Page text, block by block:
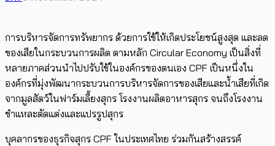
การบริหารจัดการทรัพยากร ด้วยการใช้ให้เกิดประโยชน์สูงสุด และลด
ของเสียในกระบวนการผลิต ตามหลัก Circular Economy เป็นสิ่งที่
หลายภาคส่วนนำไปปรับใช้ในองค์กรของตนเอง CPF เป็นหนึ่งใน
องค์กรที่มุ่งพัฒนากระบวนการบริหารจัดการของเสียและน้ำเสียที่เกิด
จากมูลสัตว์ในฟาร์มเลี้ยงสุกร โรงงานผลิตอาหารสุกร จนถึงโรงงาน
ชำแหละตัดแต่งและแปรรูปสุกร
บุคลากรของธุรกิจสุกร CPF ในประเทศไทย ร่วมกันสร้างสรรค์